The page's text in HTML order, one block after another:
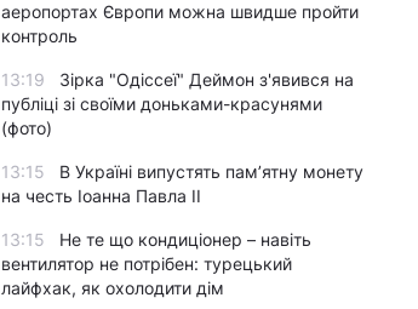
аеропортах Європи можна швидше пройти
контроль
13:19
Зірка "Одіссеї" Деймон з'явився на
публіці зі своїми доньками-красунями
(фото)
13:15
В Україні випустять пам’ятну монету
на честь Іоанна Павла II
13:15
Не те що кондиціонер – навіть
вентилятор не потрібен: турецький
лайфхак, як охолодити дім